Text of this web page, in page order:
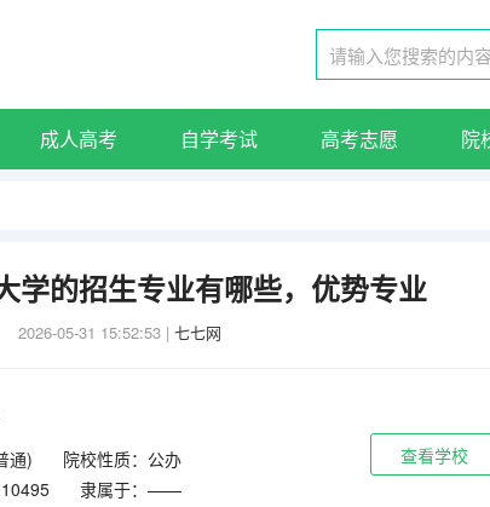
成人高考 自学考试 高考志愿 院
学的招生专业有哪些，优势专业
2026-05-31 15:52:53 | 七七网
通)
院校性质：公办
隶属于：——
查看学校